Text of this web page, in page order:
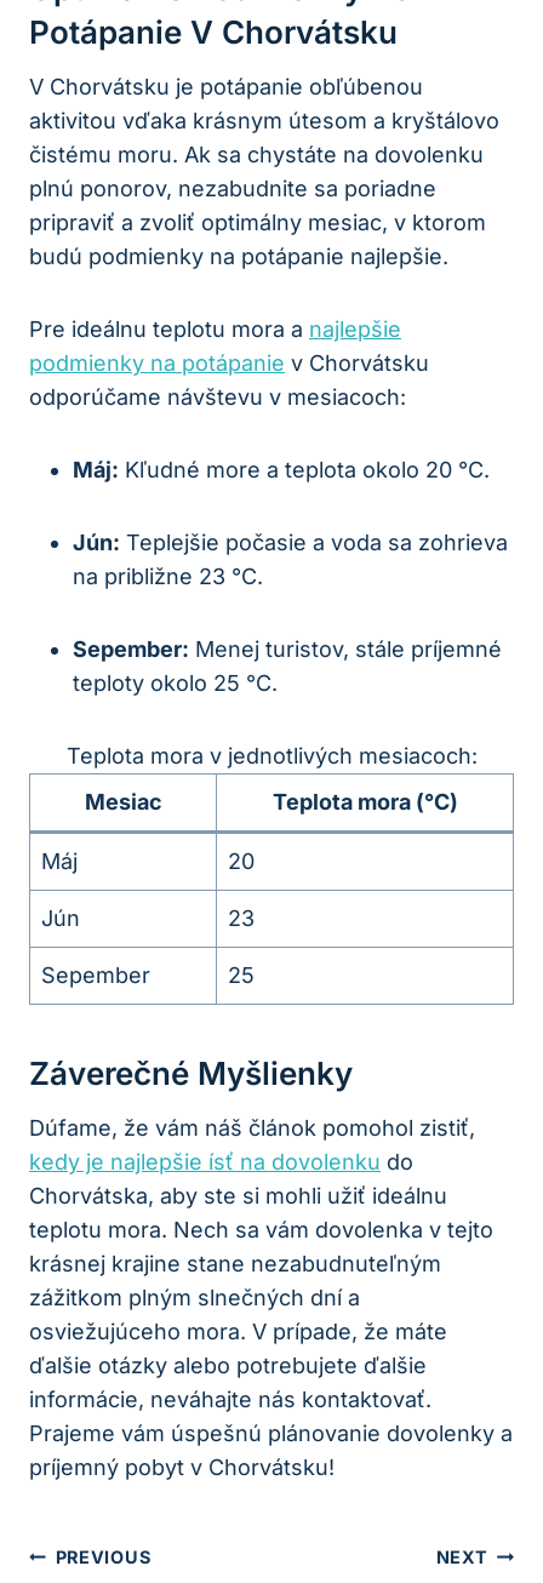
Potápanie V Chorvátsku
V Chorvátsku je potápanie obľúbenou
aktivitou vďaka krásnym útesom a kryštálovo
čistému moru. Ak sa chystáte na dovolenku
plnú ponorov, nezabudnite sa poriadne
pripraviť a zvoliť optimálny mesiac, v ktorom
budú podmienky na potápanie najlepšie.
Pre ideálnu teplotu mora a najlepšie
podmienky na potápanie v Chorvátsku
odporúčame návštevu v mesiacoch:
Máj: Kľudné more a teplota okolo 20 °C.
Jún: Teplejšie počasie a voda sa zohrieva
na približne 23 °C.
Sepember: Menej turistov, stále príjemné
teploty okolo 25 °C.
Teplota mora v jednotlivých mesiacoch:
Mesiac
Teplota mora (°C)
Máj 20
Jún 23
Sepember 25
Záverečné Myšlienky
Dúfame, že vám náš článok pomohol zistiť,
kedy je najlepšie ísť na dovolenku do
Chorvátska, aby ste si mohli užiť ideálnu
teplotu mora. Nech sa vám dovolenka v tejto
krásnej krajine stane nezabudnuteľným
zážitkom plným slnečných dní a
osviežujúceho mora. V prípade, že máte
ďalšie otázky alebo potrebujete ďalšie
informácie, neváhajte nás kontaktovať.
Prajeme vám úspešnú plánovanie dovolenky a
príjemný pobyt v Chorvátsku!
Navigácia
PREVIOUS NEXT